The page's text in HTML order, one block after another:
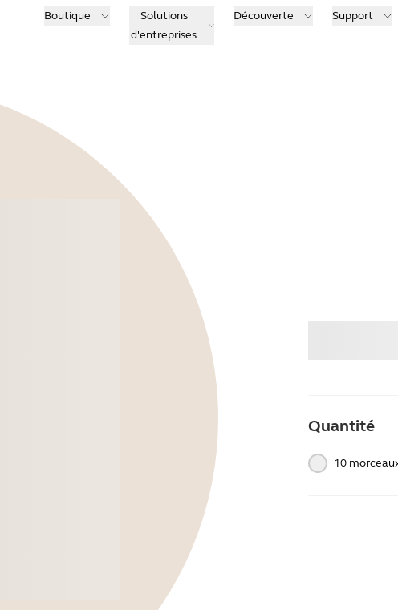
Boutique
Solutions
d'entreprises
Découverte Support
Quantité
10